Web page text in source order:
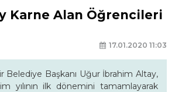
Karne Alan Öğrencileri
17.01.2020 11:03
Belediye Başkanı Uğur İbrahim Altay,
yılının ilk dönemini tamamlayarak